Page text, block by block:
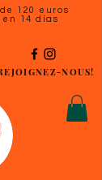
120 euros
14 días
NOUS!